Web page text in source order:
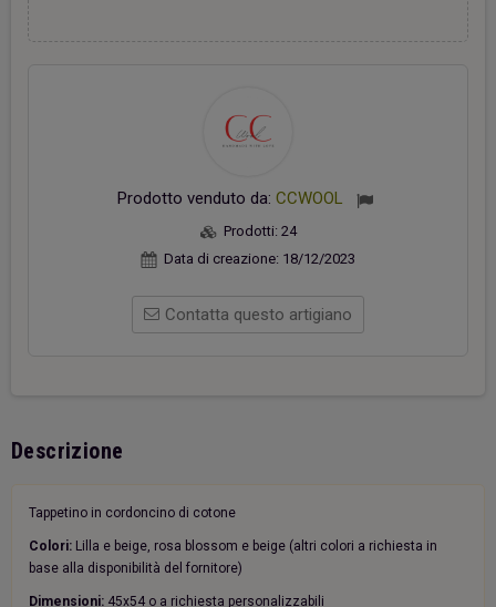
Prodotto venduto da: CCWOOL
Prodotti: 24
Data di creazione: 18/12/2023
Contatta questo artigiano
Descrizione
Tappetino in cordoncino di cotone
Colori: Lilla e beige, rosa blossom e beige (altri colori a richiesta in
base alla disponibilità del fornitore)
Dimensioni: 45x54 o a richiesta personalizzabili